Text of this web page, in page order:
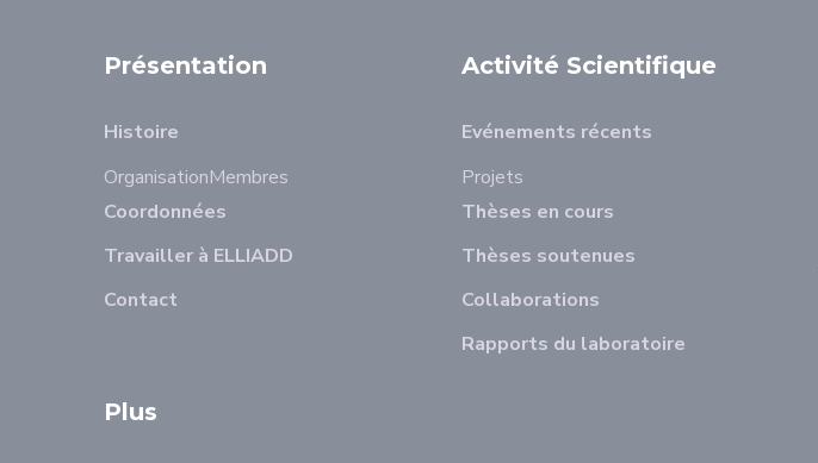
Présentation
Histoire
OrganisationMembres
Coordonnées
Travailler à ELLIADD
Contact
Activité Scientifique
Evénements récents
Projets
Thèses en cours
Thèses soutenues
Collaborations
Rapports du laboratoire
Plus